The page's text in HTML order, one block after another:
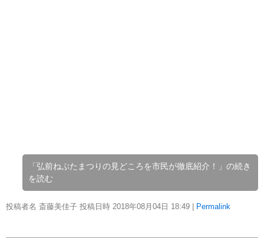
「弘前ねぷたまつりの見どころを市民が徹底紹介！」の続き
を読む
投稿者名 斎藤美佳子 投稿日時 2018年08月04日 18:49 Permalink